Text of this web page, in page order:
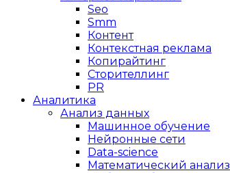
Seo
Smm
Контент
Контекстная реклама
Копирайтинг
Сторителлинг
PR
Аналитика
Анализ данных
Машинное обучение
Нейронные сети
Data-science
Математический анализ